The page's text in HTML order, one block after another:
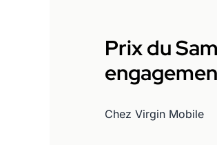
Prix du
Chez Virgin Mobile